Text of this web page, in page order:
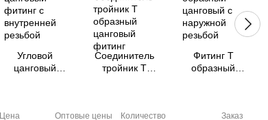
Угловой
цанговый
Соединитель
тройник Т
Фитинг Т
образный
Цена Оптовые цены Количество Заказ